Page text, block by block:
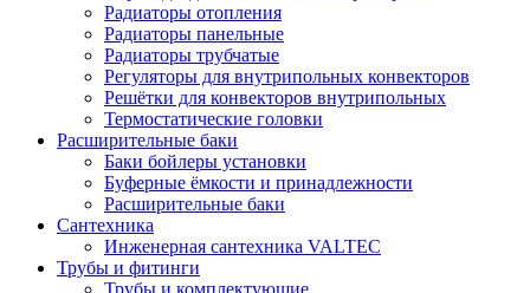
Радиаторы отопления
Радиаторы панельные
Радиаторы трубчатые
Регуляторы для внутрипольных конвекторов
Решётки для конвекторов внутрипольных
Термостатические головки
Расширительные баки
Баки бойлеры установки
Буферные ёмкости и принадлежности
Расширительные баки
Сантехника
Инженерная сантехника VALTEC
Трубы и фитинги
Трубы и комплектующие